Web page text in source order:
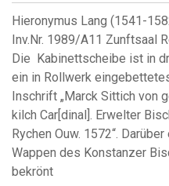
Hieronymus Lang (1541-
Inv.Nr. 1989/A11 Zunftsaal
Die Kabinettscheibe ist in
ein in Rollwerk
Inschrift „Marck Sittich von
kilch Car[dinal]. Erwelter
Rychen Ouw. 1572“.
Wappen des Konstanzer
bekrönt